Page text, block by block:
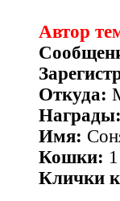
Автор
Откуда:
Награды:
Имя:
Кошки: 1
Клички